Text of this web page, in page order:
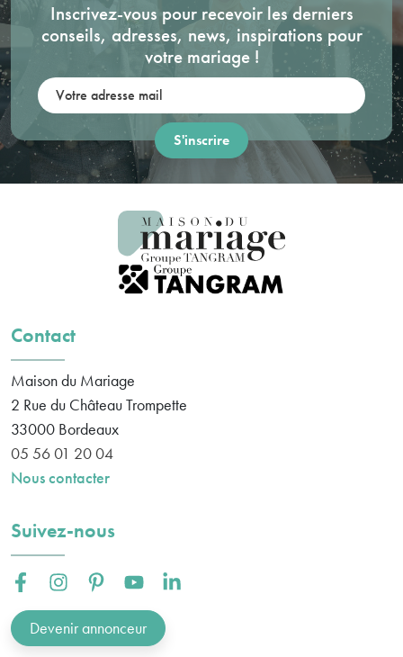
Inscrivez-vous pour recevoir les derniers
conseils, adresses, news, inspirations pour
votre mariage !
Contact
Maison du Mariage
2 Rue du Château Trompette
33000 Bordeaux
05 56 01 20 04
Nous contacter
Suivez-nous
Facebook :Instagram :Pinterest :Youtube :Linkedin :
Devenir annonceur